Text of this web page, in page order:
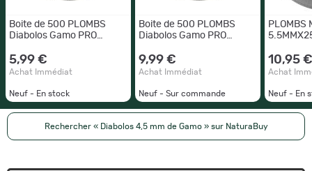
Boite de 500 PLOMBS
Diabolos Gamo PRO
Pointue CAL. 4,5 MM 7.56
0.49gr
5,99 €
Achat Immédiat
Neuf - En stock
Boite de 500 PLOMBS
Diabolos Gamo PRO
Pointue CAL. 5,5 MM 7.56
0.49gr
9,99 €
Achat Immédiat
Neuf - Sur commande
PLOMBS
10,95 €
Achat
Neuf - En
Rechercher « Diabolos 4,5 mm de Gamo » sur NaturaBuy